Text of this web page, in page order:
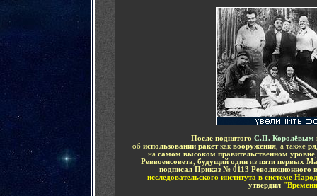
После поднятого С.П. Королёвым
об использовании ракеткак вооружения , а также
на самом высоком правительственном уровне
Реввоенсовета
будущий один изпяти первых
подписал Приказ № 0113 Революционного
исследовательского института в системе
утвердил